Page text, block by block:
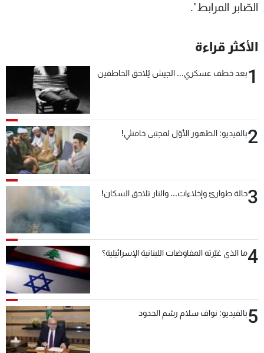
الصّابر المرابط".
الأكثر قراءة
1بعد خطف عسكري... الجيش يُلاحق الخاطفين
2بالفيديو: الظهور الأوّل لمجتبى خامنئي!
3حالة طوارئ وإخلاءات... والنار تلاحق السكان!
4ما الذي غيّرته المفاوضات اللبنانية الإسرائيلية؟
5بالفيديو: نواف سلام رسّم الحدود